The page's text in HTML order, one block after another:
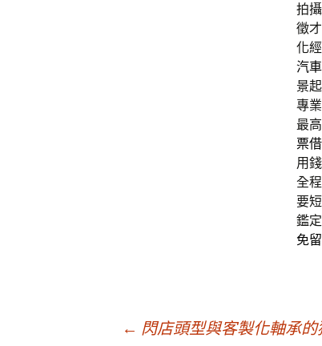
拍
徵
化
汽
景
專
最
票
用
全
要
鑑
免
← 閃店頭型與客製化軸承